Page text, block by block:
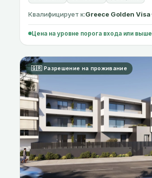
Цена на уровне порога входа или выше